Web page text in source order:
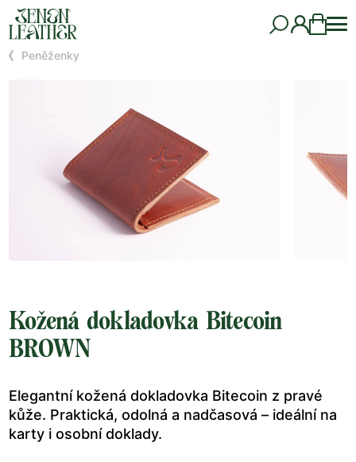
Peněženky
Kožená dokladovka Bitecoin
BROWN
Elegantní kožená dokladovka Bitecoin z pravé
kůže. Praktická, odolná a nadčasová – ideální na
karty i osobní doklady.